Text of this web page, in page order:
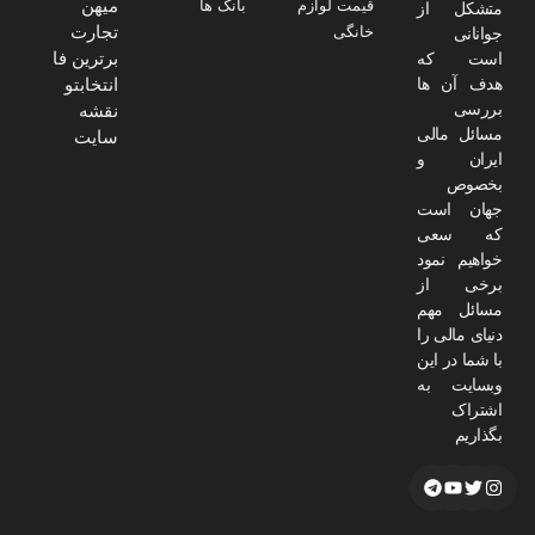
متشکل از
جوانانی
است که
هدف آن ها
بررسی
مسائل مالی
ایران و
بخصوص
جهان است
که سعی
خواهیم نمود
برخی از
مسائل مهم
دنیای مالی را
با شما در این
وبسایت به
اشتراک
بگذاریم
قیمت لوازم
خانگی
بانک ها
میهن
تجارت
برترین فا
انتخابتو
نقشه
سایت